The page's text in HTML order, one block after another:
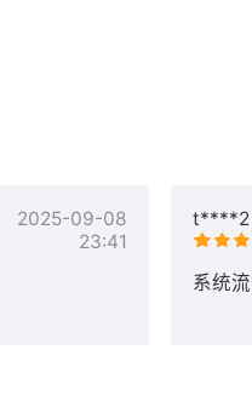
web软件。
浏览器
运行环境
为其他系统、不可更换镜
无法使用，不支持退
2/doc-34/
2025-09-08
23:41
t****2
系统